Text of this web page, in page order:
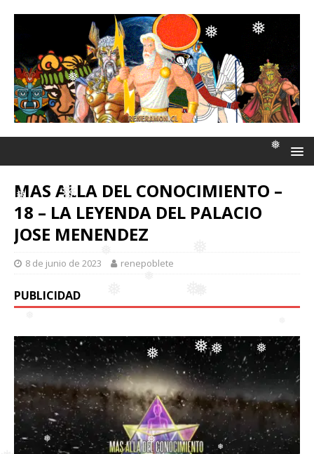
❅
❅
❅
❅ ❅
❅
❅ ❅❅
❅
❅
❅
❅
❅
❅ ❅
❅
❅
❅ ❅
MAS ALLA DEL CONOCIMIENTO –
18 – LA LEYENDA DEL PALACIO
JOSE MENENDEZ
8 de junio de 2023 renepoblete
PUBLICIDAD